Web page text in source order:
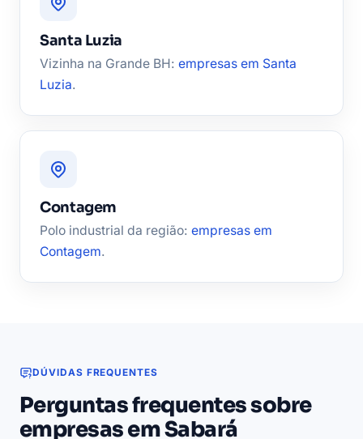
Santa Luzia
Vizinha na Grande BH: empresas em Santa
Luzia.
Contagem
Polo industrial da região: empresas em
Contagem.
DÚVIDAS FREQUENTES
Perguntas frequentes sobre
empresas em Sabará